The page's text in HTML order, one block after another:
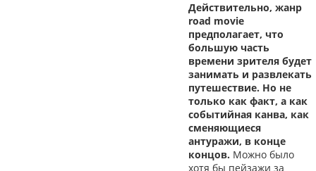
Действительно, жанр
road movie
предполагает, что
большую часть
времени зрителя будет
занимать и развлекать
путешествие. Но не
только как факт, а как
событийная канва, как
сменяющиеся
антуражи, в конце
концов. Можно было
хотя бы пейзажи за